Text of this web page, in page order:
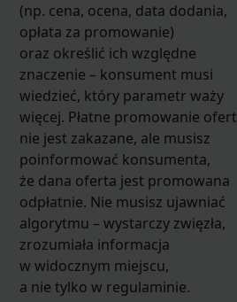
(np. cena, ocena, data dodania,
opłata za promowanie)
oraz określić ich względne
znaczenie – konsument musi
wiedzieć, który parametr waży
więcej. Płatne promowanie ofert
nie jest zakazane, ale musisz
poinformować konsumenta,
że dana oferta jest promowana
odpłatnie. Nie musisz ujawniać
algorytmu – wystarczy zwięzła,
zrozumiała informacja
w widocznym miejscu,
a nie tylko w regulaminie.